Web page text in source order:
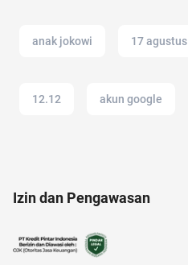
anak jokowi 17 agustus
12.12 akun google
Izin dan Pengawasan